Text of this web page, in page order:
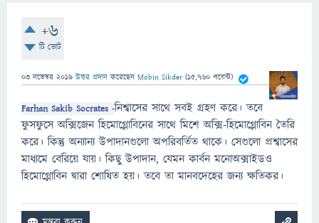
+6
টি ভোট
03 নভেম্বর 2019 উত্তর প্রদান করেছেন Mobin Sikder (15,760 পয়েন্ট)
Farhan Sakib Socrates -নিশ্বাসের সাথে সবই গ্রহণ করে। তবে
ফুসফুসে অক্সিজেন হিমোগ্লোবিনের সাথে মিশে অক্সি-হিমোগ্লোবিন তৈরি
করে। কিন্তু অন্যান্য উপাদানগুলো অপরিবর্তিত থাকে। সেগুলো প্রশ্বাসের
মাধ্যমে বেরিয়ে যায়। কিছু উপাদান, যেমন কার্বন মনোঅক্সাইডও
হিমোগ্লোবিন দ্বারা শোষিত হয়। তবে তা মানবদেহের জন্য ক্ষতিকর।